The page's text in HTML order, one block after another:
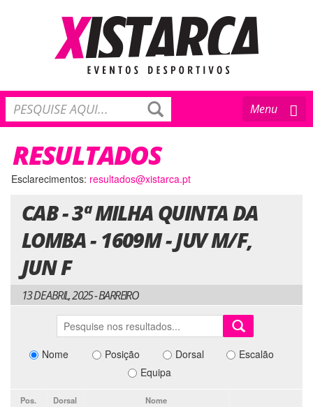
Toggle
navigation
Menu
RESULTADOS
Esclarecimentos: resultados@xistarca.pt
CAB - 3ª MILHA QUINTA DA
LOMBA - 1609M - JUV M/F,
JUN F
13 DE ABRIL, 2025 - BARREIRO
Nome Posição Dorsal
Escalão
Equipa
Pos. Dorsal Nome